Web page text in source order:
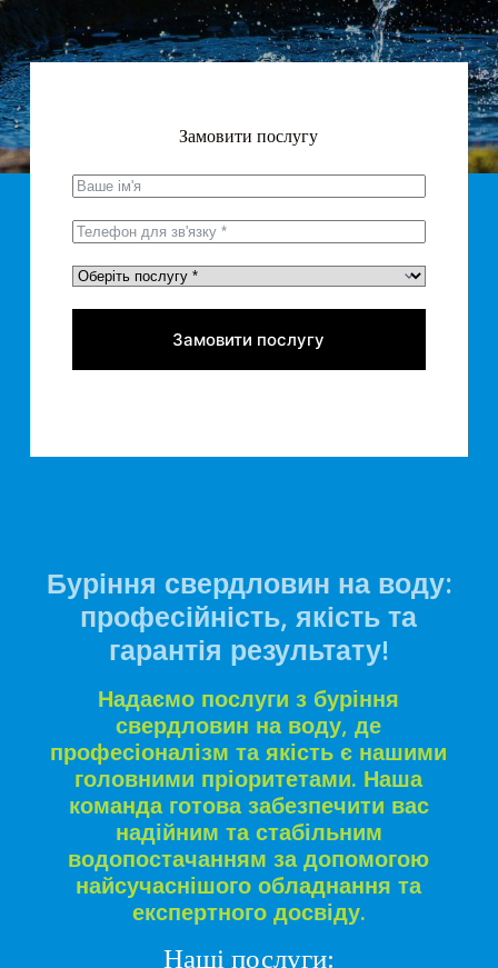
Замовити послугу
Замовити послугу
Буріння свердловин на воду:
професійність, якість та
гарантія результату!
Надаємо послуги з буріння
свердловин на воду, де
професіоналізм та якість є нашими
головними пріоритетами. Наша
команда готова забезпечити вас
надійним та стабільним
водопостачанням за допомогою
найсучаснішого обладнання та
експертного досвіду.
Наші послуги: